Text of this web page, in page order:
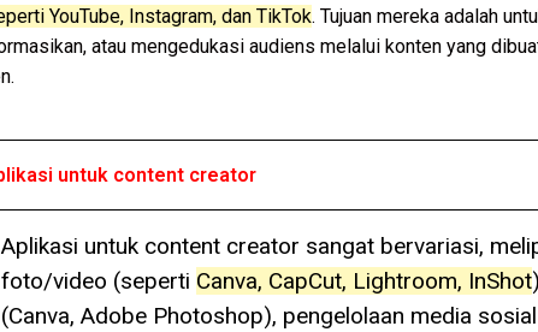
YouTube, Instagram, dan TikTok. Tujuan mereka adalah
atau mengedukasi audiens melalui konten yang
untuk content creator
Aplikasi untuk content creator sangat bervariasi,
foto/video (seperti Canva, CapCut, Lightroom, InShot
(Canva, Adobe Photoshop), pengelolaan media